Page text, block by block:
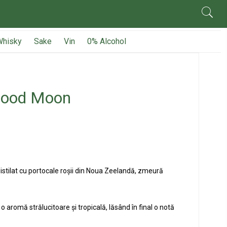
Sake Vin 0% Alcohol
Moon
cu portocale roșii din Noua Zeelandă, zmeură
aromă strălucitoare și tropicală, lăsândîn final o notă